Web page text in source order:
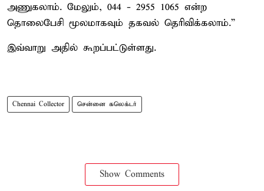
அணுகலாம். மேலும், 044 - 2955 1065 என்ற
தொலைபேசி மூலமாகவும் தகவல் தெரிவிக்கலாம்.”
இவ்வாறு அதில் கூறப்பட்டுள்ளது.
Chennai Collector சென்னை கலெக்டர்
Show Comments